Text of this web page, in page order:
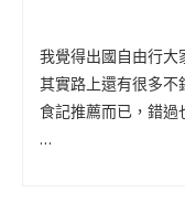
我覺得出國自由行大
其實路上還有很多不
食記推薦而已，錯過
…